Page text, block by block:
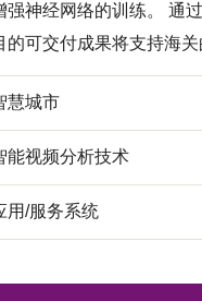
强神经网络的训练。 通
的可交付成果将支持海
慧城市
能视频分析技术
用/服务系统